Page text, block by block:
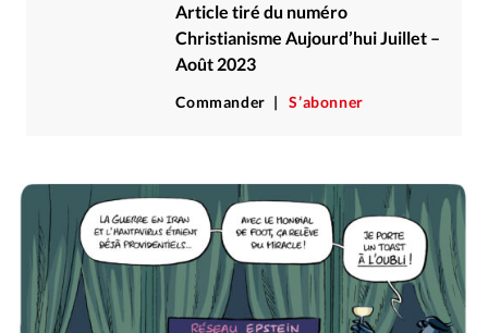
Édition: Internationale
Dossier
Eglises Foi Génération réveil
Monde
Opinions
Publireportage
Relations Aujourd'hui
Société
Tour du monde des Eglises
Trait d'Ixène
Vécu
Vie Intérieure
Article tiré du numéro
Christianisme Aujourd’hui Juillet –
Août 2023
Commander S’abonner